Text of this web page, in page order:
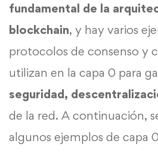
fundamental de la
blockchain, y hay varios
protocolos de consenso y
utilizan en la capa 0 para
seguridad,
de la red. A continuación,
algunos ejemplos de capa